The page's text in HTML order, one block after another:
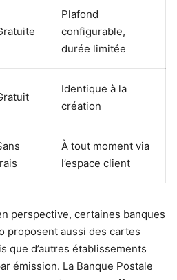
Plafond
configurable,
durée limitée
Identique à la
création
À tout moment via
l’espace client
perspective, certaines banques
proposent aussi des cartes
que d’autres établissements
émission. La Banque Postale